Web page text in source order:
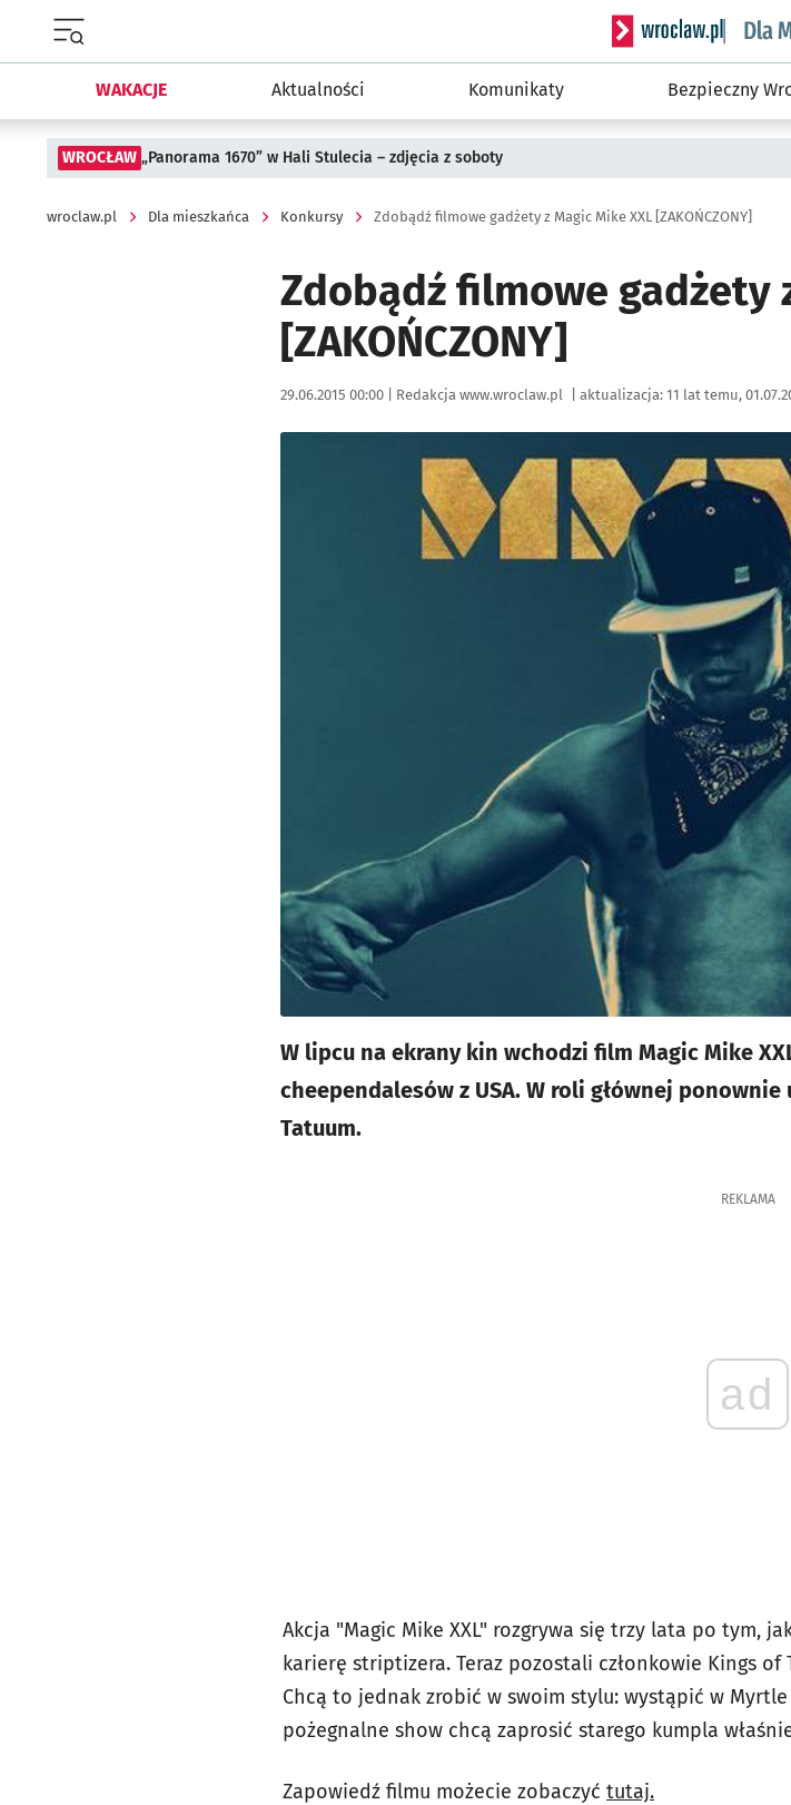
Serwis informacyjny
WAKACJE Aktualności Komunikaty Bezpieczny
WROCŁAW „Panorama 1670” w Hali Stulecia – zdjęcia z soboty
wroclaw.pl Dla mieszkańca Konkursy Zdobądź filmowe gadżety z Magic Mike XXL [ZAKOŃCZONY]
Zdobądź filmowe gadżety
[ZAKOŃCZONY]
Data publikacji:
29.06.2015 00:00 | Autor:
Redakcja www.wroclaw.pl aktualizacja: 11 lat temu,
W lipcu na ekrany kin wchodzi film Magic Mike
cheependalesów z USA. W roli głównej
Tatuum.
REKLAMA
ad
Akcja "Magic Mike XXL" rozgrywa się trzy lata po tym,
karierę striptizera. Teraz pozostali członkowie Kings
Chcą to jednak zrobić w swoim stylu: wystąpić w
pożegnalne show chcą zaprosić starego kumpla
Zapowiedź filmu możecie zobaczyć tutaj.